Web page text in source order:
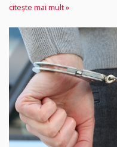
citește mai mult »